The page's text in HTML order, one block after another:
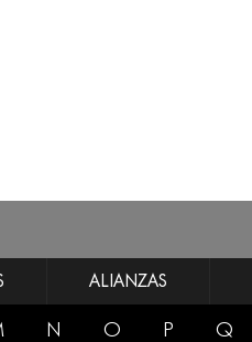
ALIANZAS
N O P Q